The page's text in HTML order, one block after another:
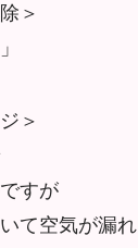
＞
＞
すが
て空気が漏れ